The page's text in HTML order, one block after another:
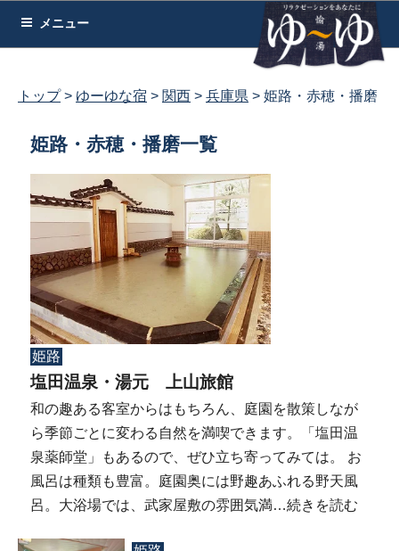
メニュー
トップ ゆーゆな宿 関西 兵庫県 姫路・赤穂・播磨
姫路・赤穂・播磨一覧
姫路
塩田温泉・湯元 上山旅館
和の趣ある客室からはもちろん、庭園を散策しなが
ら季節ごとに変わる自然を満喫できます。「塩田温
泉薬師堂」もあるので、ぜひ立ち寄ってみては。 お
風呂は種類も豊富。庭園奥には野趣あふれる野天風
呂。大浴場では、武家屋敷の雰囲気満…続きを読む